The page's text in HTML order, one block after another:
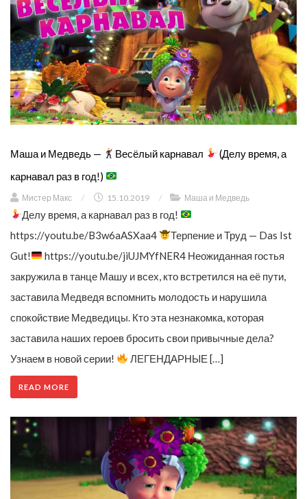
Маша и Медведь — Весёлый карнавал
(Делу время, а
карнавал раз в год!)
Мистер Макс / 15.10.2019 / Маша и Медведь
Делу время, а карнавал раз в год!
https://youtu.be/B3w6aASXaa4
Терпение и Труд — Das Ist
Gut!
https://youtu.be/jiUJMYfNER4 Неожиданная гостья
закружила в танце Машу и всех, кто встретился на её пути,
заставила Медведя вспомнить молодость и нарушила
спокойствие Медведицы. Кто эта незнакомка, которая
заставила наших героев бросить свои привычные дела?
Узнаем в новой серии!
ЛЕГЕНДАРНЫЕ […]
READ MORE